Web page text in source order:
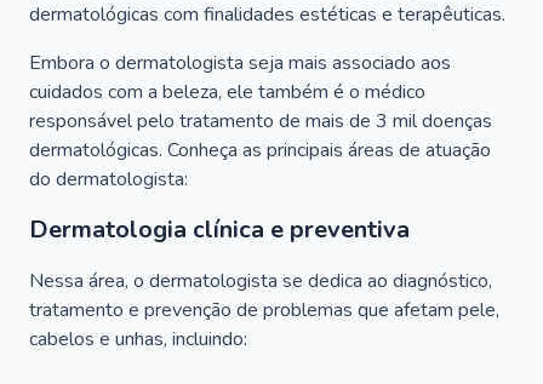
dermatológicas com finalidades estéticas e terapêuticas.
Embora o dermatologista seja mais associado aos
cuidados com a beleza, ele também é o médico
responsável pelo tratamento de mais de 3 mil doenças
dermatológicas. Conheça as principais áreas de atuação
do dermatologista:
Dermatologia clínica e preventiva
Nessa área, o dermatologista se dedica ao diagnóstico,
tratamento e prevenção de problemas que afetam pele,
cabelos e unhas, incluindo: